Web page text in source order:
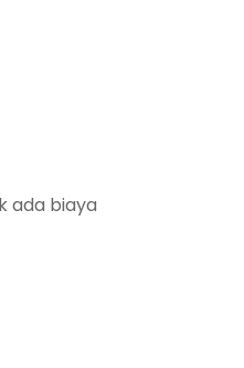
ada biaya